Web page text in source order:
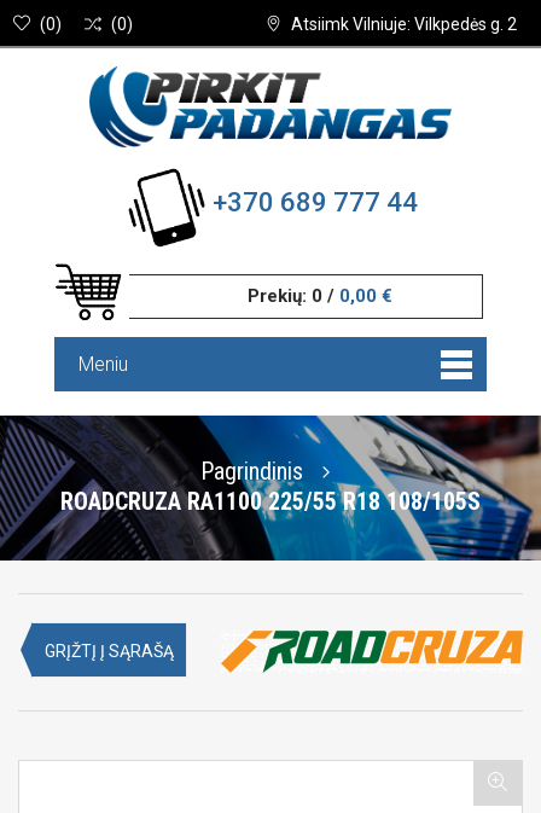
Atsiimk Vilniuje: Vilkpedės g. 2
(0) (0)
+370 689 777 44
Prekių: 0 / 0,00 €
Meniu
Pagrindinis
ROADCRUZA RA1100 225/55 R18 108/105S
GRĮŽTĮ Į SĄRAŠĄ